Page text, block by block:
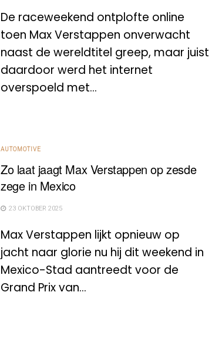
De raceweekend ontplofte online
toen Max Verstappen onverwacht
naast de wereldtitel greep, maar juist
daardoor werd het internet
overspoeld met...
AUTOMOTIVE
Zo laat jaagt Max Verstappen op zesde
zege in Mexico
23 OKTOBER 2025
Max Verstappen lijkt opnieuw op
jacht naar glorie nu hij dit weekend in
Mexico-Stad aantreedt voor de
Grand Prix van...